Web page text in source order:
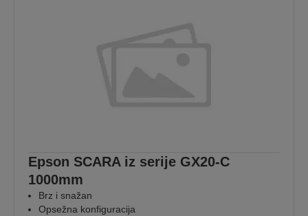
Epson SCARA iz serije GX20-C
1000mm
Brz i snažan
Opsežna konfiguracija